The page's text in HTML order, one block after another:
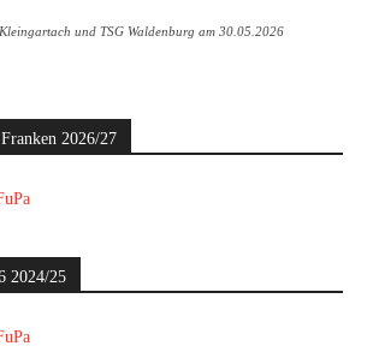
und TSG Waldenburg am 30.05.2026
2026/27
2024/25